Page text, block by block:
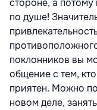
стороне, а потому
по душе!
поклонников вы
общение с тем,
приятен. Можно
новом деле,